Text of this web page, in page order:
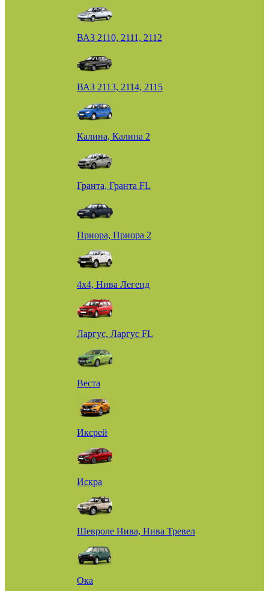
ВАЗ 2110, 2111, 2112
ВАЗ 2113, 2114, 2115
Калина, Калина 2
Гранта, Гранта FL
Приора, Приора 2
4х4, Нива Легенд
Ларгус, Ларгус FL
Веста
Иксрей
Искра
Шевроле Нива, Нива Тревел
Ока